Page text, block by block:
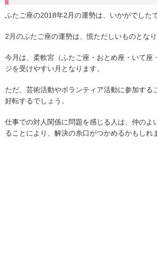
ふたご座の2018年2月の運勢は、いかがでした
2月のふたご座の運勢は、慌ただしいものとなり
今月は、柔軟宮（ふたご座・おとめ座・いて座
ジを受けやすい月となります。
ただ、芸術活動やボランティア活動に参加する
好転するでしょう。
仕事での対人関係に問題を感じる人は、仲のよ
ることにより、解決の糸口がつかめるかもしれ